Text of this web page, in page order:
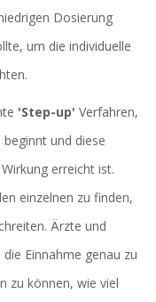
Dosierung
um die individuelle
'Step-up' Verfahren,
und diese
erreicht ist.
einzelnen zu finden,
Ärzte und
Einnahme genau zu
zu können, wie viel